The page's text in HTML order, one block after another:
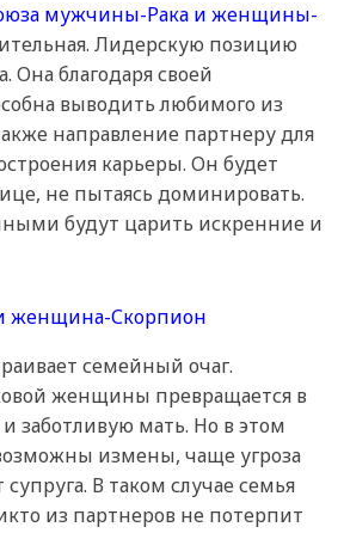
мужчины-Рака и женщины-
Лидерскую позицию
Она благодаря своей
выводить любимого из
направление партнеру для
карьеры. Он будет
не пытаясь доминировать.
будут царить искренние и
семейный очаг.
женщины превращается в
заботливую мать. Но в этом
измены, чаще угроза
В таком случае семья
из партнеров не потерпит